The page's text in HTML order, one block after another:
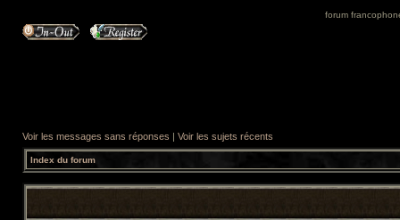
forum
Voir les messages sans réponses | Voir les sujets récents
Index du forum